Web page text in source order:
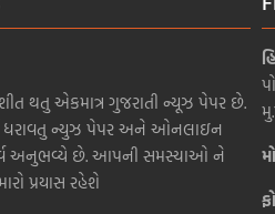
થતુ એકમાત્ર ગુજરાતી ન્યૂઝ પેપર છે.
ધરાવતુ ન્યુઝ પેપર અને ઓનલાઇન
અનુભવ્યે છે. આપની સમસ્યાઓ ને
પ્રયાસ રહેશે